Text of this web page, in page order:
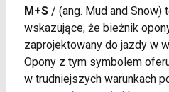
M+S/ (ang. Mud and Snow)
wskazujące, że bieżnik
zaprojektowany do jazdy w
Opony z tym symbolem
w trudniejszych warunkach